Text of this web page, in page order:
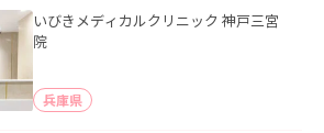
いびきメディカルクリニック 神戸三宮
院
兵庫県